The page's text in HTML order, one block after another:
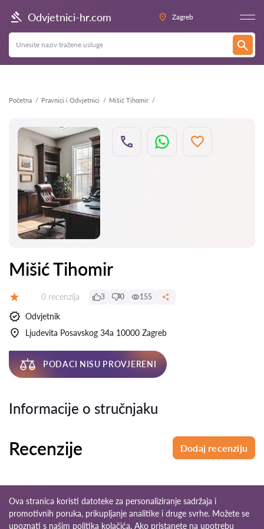
Odvjetnici-hr.com Zagreb
Početna Pravnici i Odvjetnici Mišić Tihomir
Natrag
Mišić Tihomir
Recenzija:
0 recenzija 3 0 155
Odvjetnik
Ljudevita Posavskog 34a 10000 Zagreb
PODACI NISU PROVJERENI
Informacije o stručnjaku
Recenzije Dodaj recenziju
Ova stranica koristi datoteke za personaliziranje sadržaja i
promotivnih poruka, prikupljanje analitike i druge svrhe. Možete se
upoznati s našim politika kolačića. Ako pristanete na upotrebu